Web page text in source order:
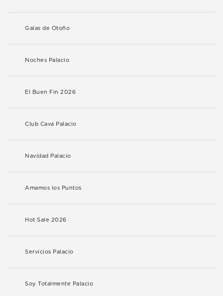
Galas de Otoño
Noches Palacio
El Buen Fin 2026
Club Cava Palacio
Navidad Palacio
Amamos los Puntos
Hot Sale 2026
Servicios Palacio
Soy Totalmente Palacio